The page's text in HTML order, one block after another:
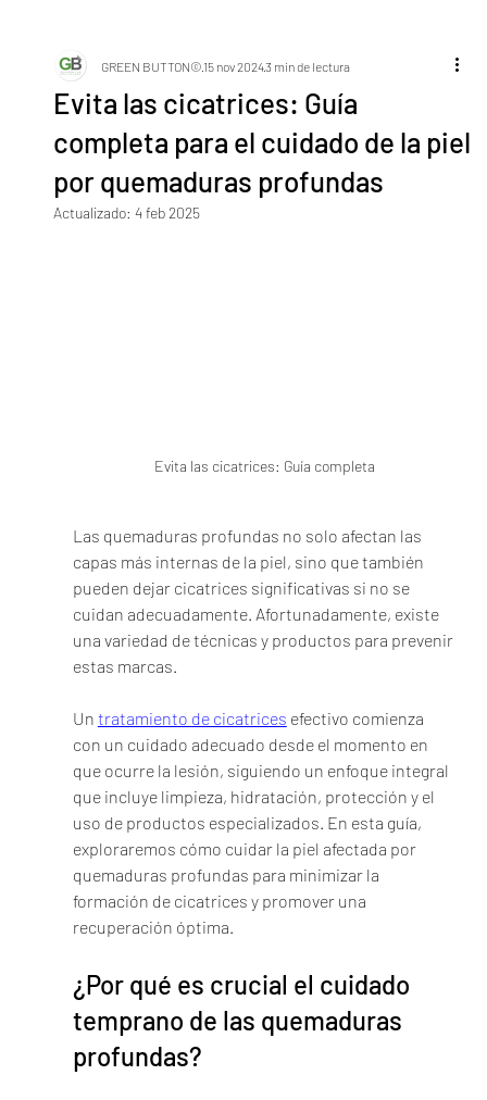
Evita las cicatrices: Guía
completa para el cuidado de la piel
por quemaduras profundas
GREEN BUTTON© 15 nov 20243 min de lectura
Actualizado: 4 feb 2025
Evita las cicatrices: Guía completa
Las quemaduras profundas no solo afectan las
capas más internas de la piel, sino que también
pueden dejar cicatrices significativas si no se
cuidan adecuadamente. Afortunadamente, existe
una variedad de técnicas y productos para prevenir
estas marcas.
Un tratamiento de cicatrices efectivo comienza
con un cuidado adecuado desde el momento en
que ocurre la lesión, siguiendo un enfoque integral
que incluye limpieza, hidratación, protección y el
uso de productos especializados. En esta guía,
exploraremos cómo cuidar la piel afectada por
quemaduras profundas para minimizar la
formación de cicatrices y promover una
recuperación óptima.
¿Por qué es crucial el cuidado
temprano de las quemaduras
profundas?